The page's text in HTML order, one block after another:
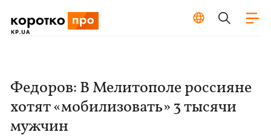
Федоров: В Мелитополе россияне
хотят «мобилизовать» 3 тысячи
мужчин